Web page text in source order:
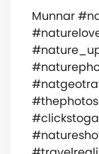
Munnar